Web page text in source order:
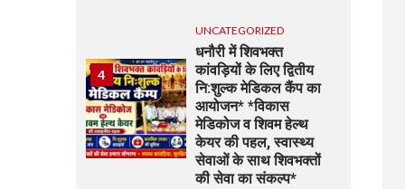
4
UNCATEGORIZED
धनौरी में शिवभक्त
कांवड़ियों के लिए द्वितीय
नि:शुल्क मेडिकल कैंप का
आयोजन* *विकास
मेडिकोज व शिवम हेल्थ
केयर की पहल, स्वास्थ्य
सेवाओं के साथ शिवभक्तों
की सेवा का संकल्प*